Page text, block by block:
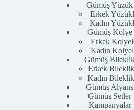
Gümüş Yüzük
Erkek
Kadın
Gümüş Kolye
Erkek
Kadın
Gümüş
Erkek
Kadın
Gümüş Alyans
Gümüş Setler
Kampanyalar